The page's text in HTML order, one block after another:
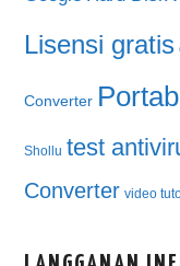
Lisensi gratis
Converter
Shollu test
Converter video